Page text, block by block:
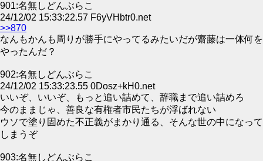
901:名無しどんぶらこ
24/12/02 15:33:22.57 F6yVHbtr0.net
>>870
なんもかんも周りが勝手にやってるみたいだが齋藤は一体何を
やったんだ？
902:名無しどんぶらこ
24/12/02 15:33:23.55 0Dosz+kH0.net
いいぞ、いいぞ、もっと追い詰めて、辞職まで追い詰めろ
今のままじゃ、善良な有権者市民たちが浮ばれない
ウソで塗り固めた不正義がまかり通る、そんな世の中になって
しまうぞ
903:名無しどんぶらこ